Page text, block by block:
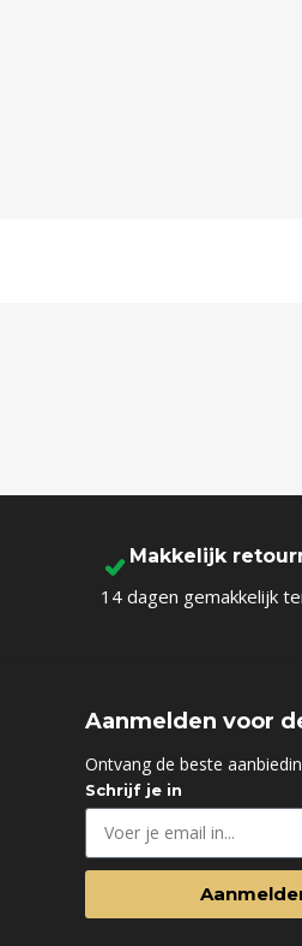
Makkelijk
14 dagen gemakkelijk
Aanmelden voor
Ontvang de beste
Schrijf je in